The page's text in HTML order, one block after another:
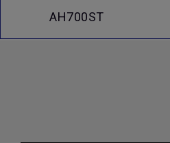
AH700ST